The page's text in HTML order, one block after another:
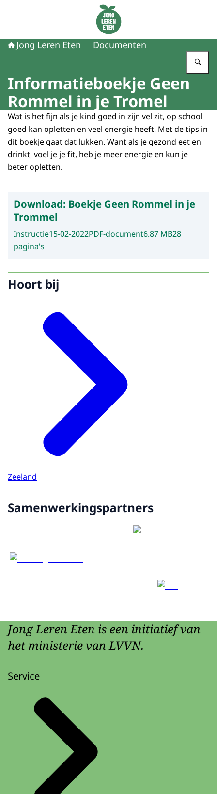
Naar de homepage van Jong Leren Eten
Jong Leren Eten Documenten
Informatieboekje Geen
Rommel in je Tromel
Wat is het fijn als je kind goed in zijn vel zit, op school
goed kan opletten en veel energie heeft. Met de tips in
dit boekje gaat dat lukken. Want als je gezond eet en
drinkt, voel je je fit, heb je meer energie en kun je
beter opletten.
Download: Boekje Geen Rommel in je
Trommel
Instructie15-02-2022PDF-document6.87 MB28
pagina's
Hoort bij
Zeeland
Samenwerkingspartners
Jong Leren Eten is een initiatief van
het ministerie van LVVN.
Service